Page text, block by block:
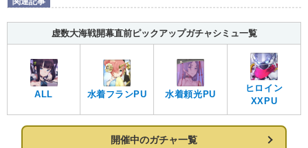
虚数大海戦開幕直前ピックアップガチャシミュ一覧
ALL 水着フランPU 水着頼光PU
ヒロイン
XXPU
開催中のガチャ一覧